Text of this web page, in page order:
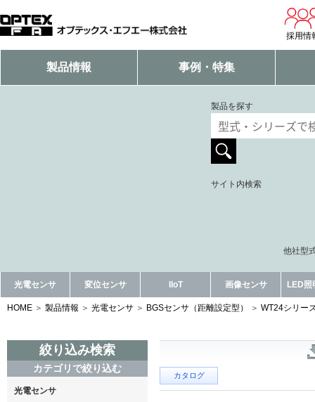
採用情
製品情報 事例・特集
製品を探す
サイト内検索
他社型
光電センサ 変位センサ IIoT 画像センサ LED照
HOME 製品情報 光電センサ BGSセンサ（距離設定型） WT24シリー
絞り込み検索
カテゴリで絞り込む
光電センサ
カタログ